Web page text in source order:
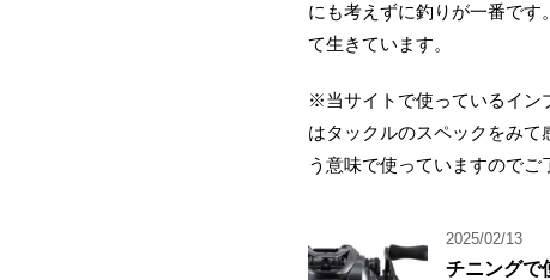
にも考えずに釣りが一番です
て生きています。
※当サイトで使っているイン
はタックルのスペックをみて
う意味で使っていますのでご
2025/02/13
チニングで